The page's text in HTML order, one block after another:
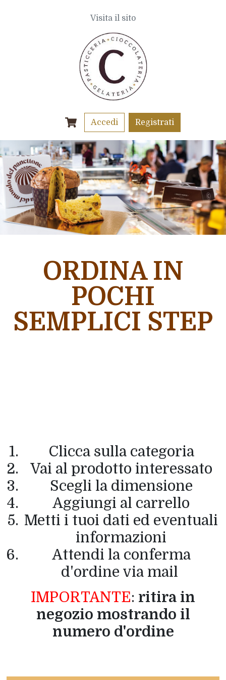
Visita il sito
Accedi Registrati
ORDINA IN
POCHI
SEMPLICI STEP
Clicca sulla categoria
Vai al prodotto interessato
Scegli la dimensione
Aggiungi al carrello
Metti i tuoi dati ed eventuali
informazioni
Attendi la conferma
d'ordine via mail
IMPORTANTE: ritira in
negozio mostrando il
numero d'ordine